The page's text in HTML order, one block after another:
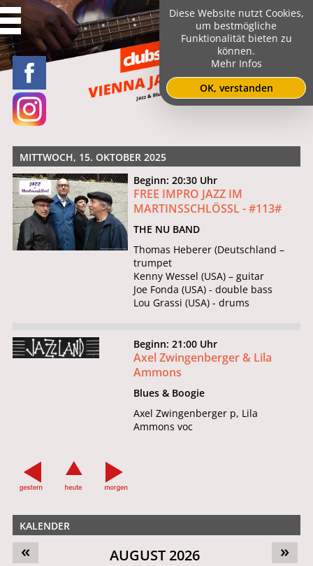
MITTWOCH, 15. OKTOBER 2025
Beginn: 20:30 Uhr
FREE IMPRO JAZZ IM
MARTINSSCHLÖSSL - #113#
THE NU BAND
Thomas Heberer (Deutschland –
trumpet
Kenny Wessel (USA) – guitar
Joe Fonda (USA) - double bass
Lou Grassi (USA) - drums
Beginn: 21:00 Uhr
Axel Zwingenberger & Lila
Ammons
Blues & Boogie
Axel Zwingenberger p, Lila
Ammons voc
KALENDER
»
« AUGUST 2026
Diese Website nutzt Cookies,
um bestmögliche
Funktionalität bieten zu
können.
Mehr Infos
OK, verstanden